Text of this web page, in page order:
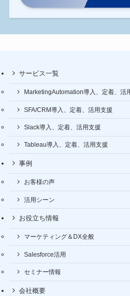
サービス一覧
MarketingAutomation導入、定着、活
SFA/CRM導入、定着、活用支援
Slack導入、定着、活用支援
Tableau導入、定着、活用支援
事例
お客様の声
活用シーン
お役立ち情報
マーケティング＆DX全般
Salesforce活用
セミナー情報
会社概要